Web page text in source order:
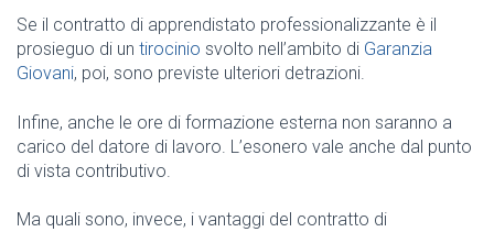
Se il contratto di apprendistato professionalizzante è il
prosieguo di un tirocinio svolto nell’ambito di Garanzia
Giovani, poi, sono previste ulteriori detrazioni.
Infine, anche le ore di formazione esterna non saranno a
carico del datore di lavoro. L’esonero vale anche dal punto
di vista contributivo.
Ma quali sono, invece, i vantaggi del contratto di